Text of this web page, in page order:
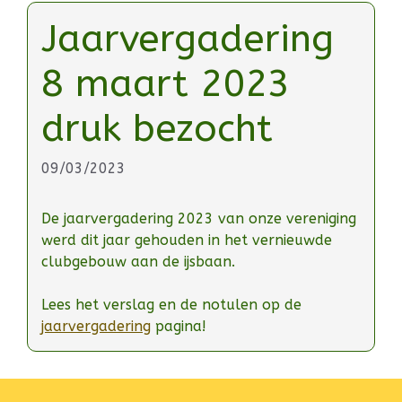
Jaarvergadering
8 maart 2023
druk bezocht
09/03/2023
De jaarvergadering 2023 van onze vereniging
werd dit jaar gehouden in het vernieuwde
clubgebouw aan de ijsbaan.
Lees het verslag en de notulen op de
jaarvergadering pagina!